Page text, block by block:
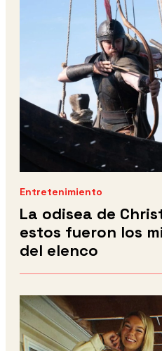
Entretenimiento
La odisea de
estos fueron los
del elenco